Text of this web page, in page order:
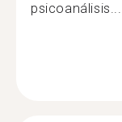
psicoanálisis...